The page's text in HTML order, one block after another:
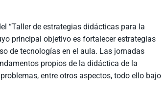
“Taller de estrategias didácticas para la
principal objetivo es fortalecer estrategias
de tecnologías en el aula. Las jornadas
propios de la didáctica de la
entre otros aspectos, todo ello bajo